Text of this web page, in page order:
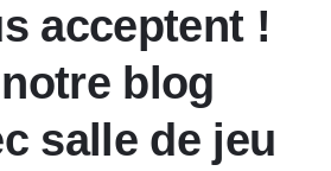
acceptent !
blog
salle de jeu